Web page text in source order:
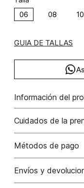
06 08 10
GUIA DE TALLAS
Información del
Vestido largo con
poliéster/
Cuidados de la
No dejar en remojo /
No usar lejia
Métodos de pago
Tarjetas de crédito:
Envíos y